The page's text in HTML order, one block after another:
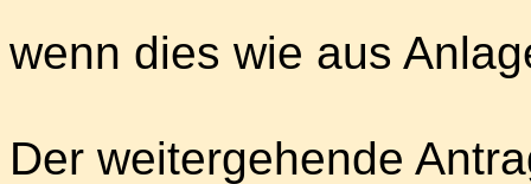
wenn dies wie aus
Der weitergehende